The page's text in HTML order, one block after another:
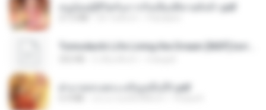
หนูน้อยสู้ชีวิตกับภารกิจเลี้ยงพี่ชายทั้งห้า.pdf
ฝ่าบาททรงพระเจริญหมื่นปี1.pdf